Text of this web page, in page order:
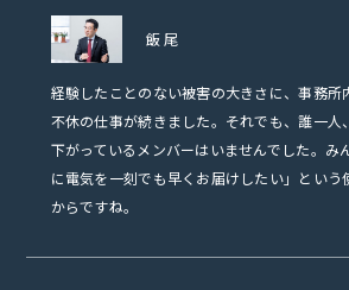
飯尾
経験したことのない被害の大きさに、事務所
不休の仕事が続きました。それでも、誰一人
下がっているメンバーはいませんでした。み
に電気を一刻でも早くお届けしたい」という
からですね。